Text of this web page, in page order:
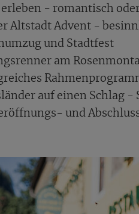
- romantisch
Altstadt Advent -
und Stadtfest
am
auf einen Schlag
und